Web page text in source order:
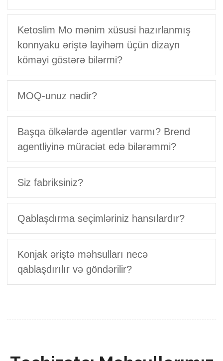
Ketoslim Mo mənim xüsusi hazırlanmış
konnyaku əriştə layihəm üçün dizayn
köməyi göstərə bilərmi?
MOQ-unuz nədir?
Başqa ölkələrdə agentlər varmı? Brend
agentliyinə müraciət edə bilərəmmi?
Siz fabriksiniz?
Qablaşdırma seçimləriniz hansılardır?
Konjak əriştə məhsulları necə
qablaşdırılır və göndərilir?